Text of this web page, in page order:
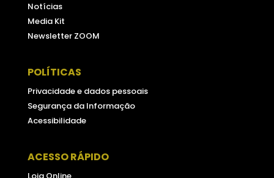
Notícias
Media Kit
Newsletter ZOOM
POLÍTICAS
Privacidade e dados pessoais
Segurança da Informação
Acessibilidade
ACESSO RÁPIDO